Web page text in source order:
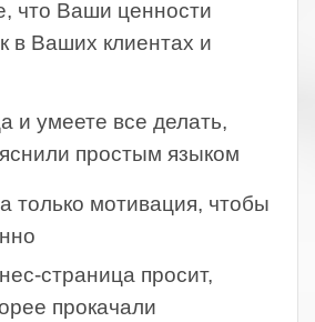
что Ваши ценности
в Ваших клиентах и
и умеете все делать,
простым языком
только мотивация, чтобы
страница просит,
прокачали